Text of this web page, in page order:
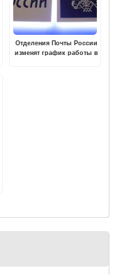
Отделения Почты России
изменят график работы в